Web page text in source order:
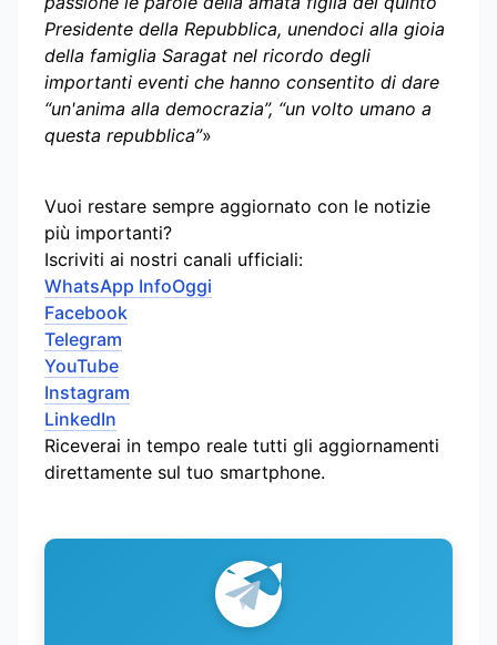
Presidente della Repubblica, unendoci alla gioia
della famiglia Saragat nel ricordo degli
importanti eventi che hanno consentito di dare
“un'anima alla democrazia”, “un volto umano a
questa repubblica”»
Vuoi restare sempre aggiornato con le notizie
più importanti?
Iscriviti ai nostri canali ufficiali:
WhatsApp InfoOggi
Facebook
Telegram
YouTube
Instagram
LinkedIn
Riceverai in tempo reale tutti gli aggiornamenti
direttamente sul tuo smartphone.